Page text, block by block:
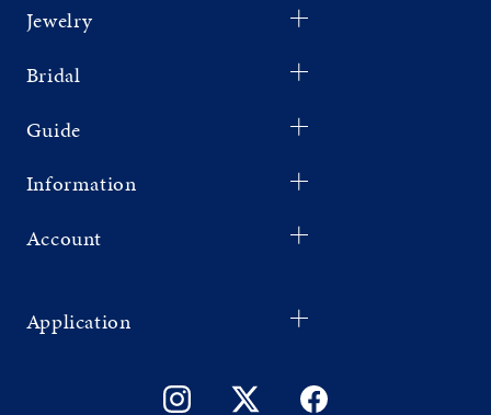
Jewelry
Bridal
Guide
Information
Account
Application